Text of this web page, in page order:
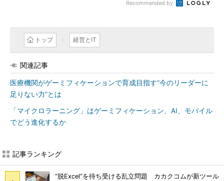
Recommended by
トップ 経営とIT
関連記事
医療機関がゲーミフィケーションで育成目指す“今のリーダーに
足りない力”とは
「マイクロラーニング」はゲーミフィケーション、AI、モバイル
でどう進化するか
記事ランキング
“脱Excel”を待ち受ける乱立問題 カカクコムが新ツール